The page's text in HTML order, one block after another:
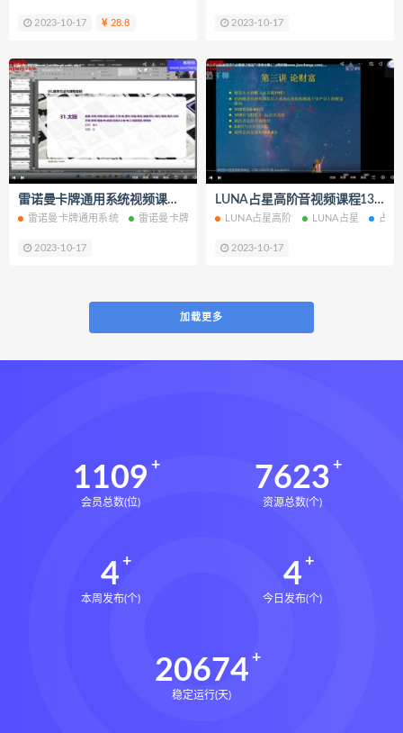
2023-10-17 28.8 2023-10-17
雷诺曼卡牌通用系统视频课程5集百度网盘下载学习
雷诺曼卡牌通用系统 雷诺曼卡牌
2023-10-17
LUNA占星高阶音视频课程13集百度网盘下载学习
LUNA占星高阶 LUNA占星 占星
2023-10-17
加载更多
1109
会员总数(位)
7623
资源总数(个)
4
本周发布(个)
4
今日发布(个)
20674
稳定运行(天)